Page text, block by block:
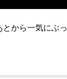
から一気にぶ